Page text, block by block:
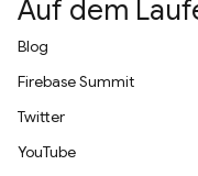
Auf dem
Blog
Firebase Summit
Twitter
YouTube